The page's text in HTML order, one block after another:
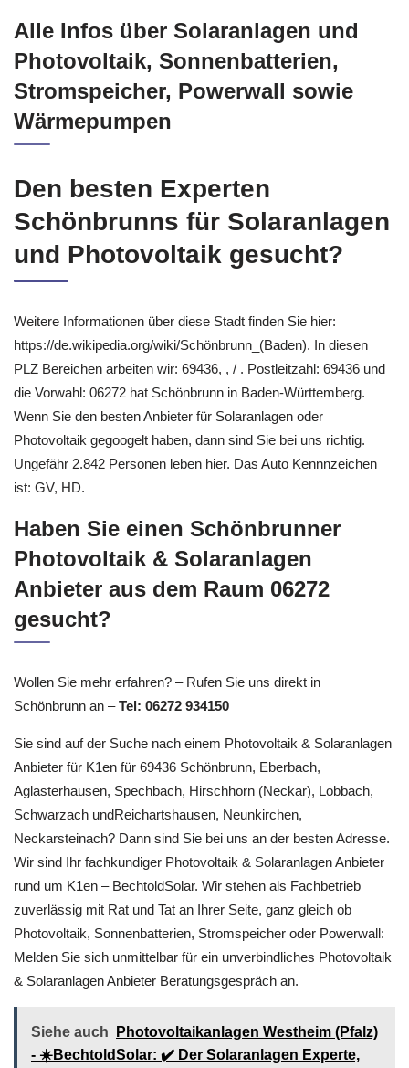
Alle Infos über Solaranlagen und
Photovoltaik, Sonnenbatterien,
Stromspeicher, Powerwall sowie
Wärmepumpen
Den besten Experten
Schönbrunns für Solaranlagen
und Photovoltaik gesucht?
Weitere Informationen über diese Stadt finden Sie hier:
https://de.wikipedia.org/wiki/Schönbrunn_(Baden). In diesen
PLZ Bereichen arbeiten wir: 69436, , / . Postleitzahl: 69436 und
die Vorwahl: 06272 hat Schönbrunn in Baden-Württemberg.
Wenn Sie den besten Anbieter für Solaranlagen oder
Photovoltaik gegoogelt haben, dann sind Sie bei uns richtig.
Ungefähr 2.842 Personen leben hier. Das Auto Kennnzeichen
ist: GV, HD.
Haben Sie einen Schönbrunner
Photovoltaik & Solaranlagen
Anbieter aus dem Raum 06272
gesucht?
Wollen Sie mehr erfahren? – Rufen Sie uns direkt in
Schönbrunn an –Tel: 06272 934150
Sie sind auf der Suche nach einem Photovoltaik & Solaranlagen
Anbieter für K1en für 69436 Schönbrunn, Eberbach,
Aglasterhausen, Spechbach, Hirschhorn (Neckar), Lobbach,
Schwarzach undReichartshausen, Neunkirchen,
Neckarsteinach? Dann sind Sie bei uns an der besten Adresse.
Wir sind Ihr fachkundiger Photovoltaik & Solaranlagen Anbieter
rund um K1en – BechtoldSolar. Wir stehen als Fachbetrieb
zuverlässig mit Rat und Tat an Ihrer Seite, ganz gleich ob
Photovoltaik, Sonnenbatterien, Stromspeicher oder Powerwall:
Melden Sie sich unmittelbar für ein unverbindliches Photovoltaik
& Solaranlagen Anbieter Beratungsgespräch an.
Siehe auch
Photovoltaikanlagen Westheim (Pfalz)
- ☀️BechtoldSolar: ✔️ Der Solaranlagen Experte,